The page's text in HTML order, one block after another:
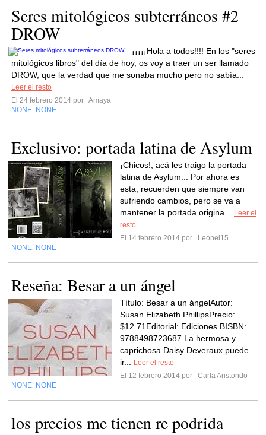
Seres mitológicos subterráneos #2
DROW
¡¡¡¡¡Hola a todos!!!! En los "seres
mitológicos libros" del día de hoy, os voy a traer un ser llamado
DROW, que la verdad que me sonaba mucho pero no sabía...
Leer el resto
El 24 febrero 2014 por Amaya
NONE NONE
Exclusivo: portada latina de Asylum
¡Chicos!, acá les traigo la portada
latina de Asylum... Por ahora es
esta, recuerden que siempre van
sufriendo cambios, pero se va a
mantener la portada origina...
Leer el
resto
El 14 febrero 2014 por
Leonel15
NONE NONE
Reseña: Besar a un ángel
Título: Besar a un ángelAutor:
Susan Elizabeth PhillipsPrecio:
$12.71Editorial: Ediciones BISBN:
9788498723687 La hermosa y
caprichosa Daisy Deveraux puede
ir...
Leer el resto
El 12 febrero 2014 por
Carla Aristondo
NONE NONE
los precios me tienen re podrida